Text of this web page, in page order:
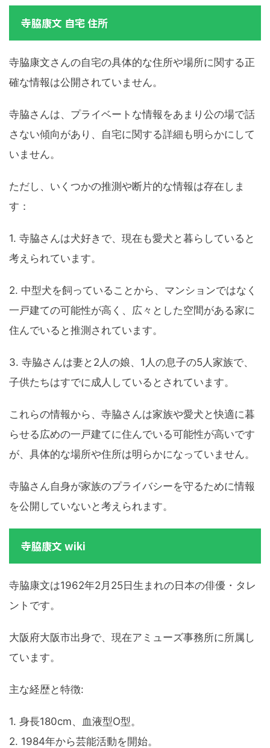
寺脇康文 自宅 住所
寺脇康文さんの自宅の具体的な住所や場所に関する正
確な情報は公開されていません。
寺脇さんは、プライベートな情報をあまり公の場で話
さない傾向があり、自宅に関する詳細も明らかにして
いません。
ただし、いくつかの推測や断片的な情報は存在しま
す：
1. 寺脇さんは犬好きで、現在も愛犬と暮らしていると
考えられています。
2. 中型犬を飼っていることから、マンションではなく
一戸建ての可能性が高く、広々とした空間がある家に
住んでいると推測されています。
3. 寺脇さんは妻と2人の娘、1人の息子の5人家族で、
子供たちはすでに成人しているとされています。
これらの情報から、寺脇さんは家族や愛犬と快適に暮
らせる広めの一戸建てに住んでいる可能性が高いです
が、具体的な場所や住所は明らかになっていません。
寺脇さん自身が家族のプライバシーを守るために情報
を公開していないと考えられます。
寺脇康文 wiki
寺脇康文は1962年2月25日生まれの日本の俳優・タレ
ントです。
大阪府大阪市出身で、現在アミューズ事務所に所属し
ています。
主な経歴と特徴:
1. 身長180cm、血液型O型。
2. 1984年から芸能活動を開始。